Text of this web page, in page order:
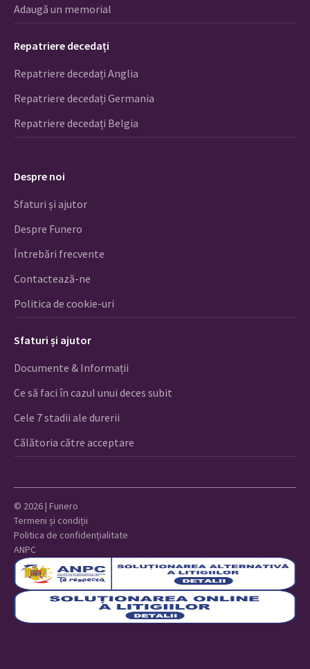
Adaugă un memorial
Repatriere decedați
Repatriere decedați Anglia
Repatriere decedați Germania
Repatriere decedați Belgia
Despre noi
Sfaturi și ajutor
Despre Funero
Întrebări frecvente
Contactează-ne
Politica de cookie-uri
Sfaturi și ajutor
Documente & Informații
Ce să faci în cazul unui deces subit
Cele 7 stadii ale durerii
Călătoria către acceptare
© 2026 | Funero
Termeni și condiții
Politica de confidențialitate
ANPC